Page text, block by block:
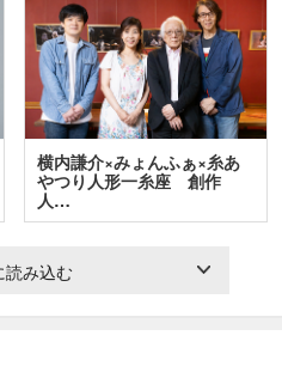
横内謙介×みょんふぁ×糸あ
やつり人形一糸座 創作
人…
読み込む